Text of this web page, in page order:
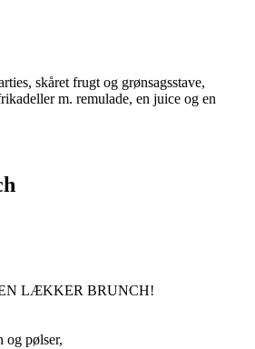
skåret frugt og grønsagsstave,
m. remulade, en juice og en
LÆKKER BRUNCH!
og pølser,